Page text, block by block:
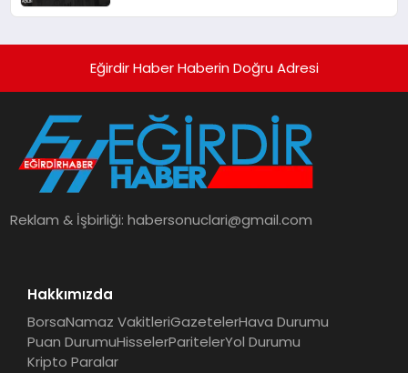
Eğirdir Haber Haberin Doğru Adresi
Reklam & İşbirliği:habersonuclari@gmail.com
Hakkımızda
BorsaNamaz VakitleriGazetelerHava Durumu
Puan DurumuHisselerParitelerYol Durumu
Kripto Paralar